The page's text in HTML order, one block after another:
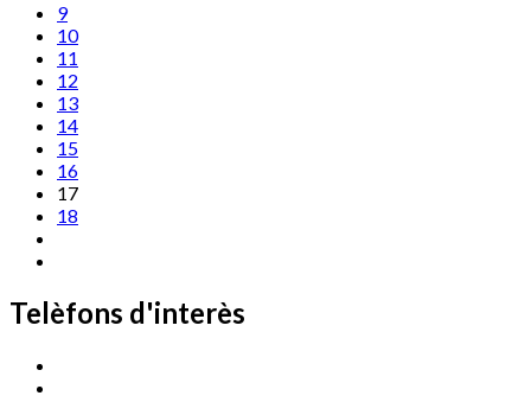
9
10
11
12
13
14
15
16
17
18
Telèfons d'interès